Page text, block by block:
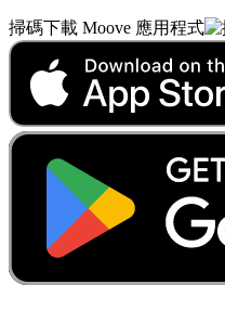
掃碼下載 Moove 應用程式